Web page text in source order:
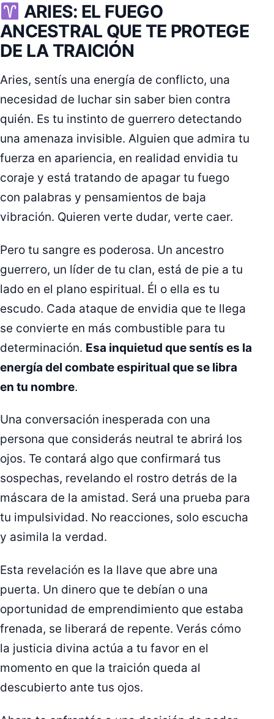
ARIES: EL FUEGO
ANCESTRAL QUE TE PROTEGE
DE LA TRAICIÓN
Aries, sentís una energía de conflicto, una
necesidad de luchar sin saber bien contra
quién. Es tu instinto de guerrero detectando
una amenaza invisible. Alguien que admira tu
fuerza en apariencia, en realidad envidia tu
coraje y está tratando de apagar tu fuego
con palabras y pensamientos de baja
vibración. Quieren verte dudar, verte caer.
Pero tu sangre es poderosa. Un ancestro
guerrero, un líder de tu clan, está de pie a tu
lado en el plano espiritual. Él o ella es tu
escudo. Cada ataque de envidia que te llega
se convierte en más combustible para tu
determinación. Esa inquietud que sentís es la
energía del combate espiritual que se libra
en tu nombre.
Una conversación inesperada con una
persona que considerás neutral te abrirá los
ojos. Te contará algo que confirmará tus
sospechas, revelando el rostro detrás de la
máscara de la amistad. Será una prueba para
tu impulsividad. No reacciones, solo escucha
y asimila la verdad.
Esta revelación es la llave que abre una
puerta. Un dinero que te debían o una
oportunidad de emprendimiento que estaba
frenada, se liberará de repente. Verás cómo
la justicia divina actúa a tu favor en el
momento en que la traición queda al
descubierto ante tus ojos.